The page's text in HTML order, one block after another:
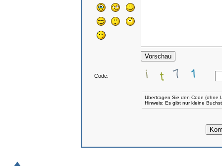
Code:
Übertragen Sie den Code (ohne
Hinweis: Es gibt nur kleine